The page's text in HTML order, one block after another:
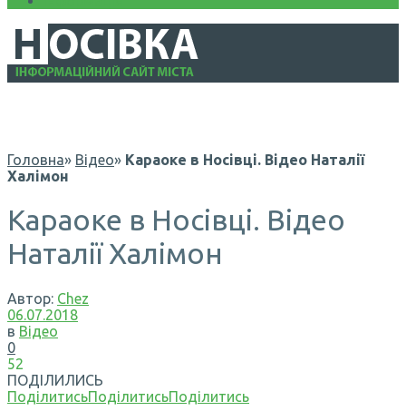
Головна» Відео» Караоке в Носівці. Відео Наталії
Халімон
Караоке в Носівці. Відео
Наталії Халімон
Автор: Chez
06.07.2018
в Відео
0
52
ПОДІЛИЛИСЬ
ПоділитисьПоділитисьПоділитись